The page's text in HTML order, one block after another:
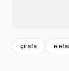
girafa